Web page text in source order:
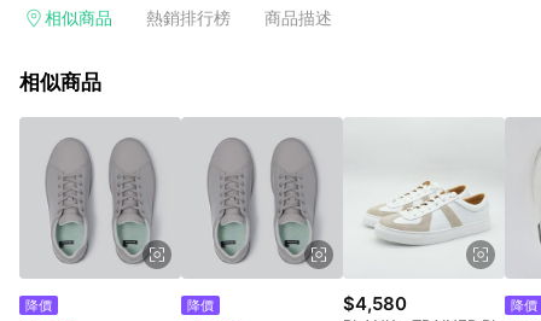
APP下單，將不符合贈點資格。 3. 點數將於出貨後60天前後發
相似商品 熱銷排行榜 商品描述
相似商品
降價 降價 $4,580 降價